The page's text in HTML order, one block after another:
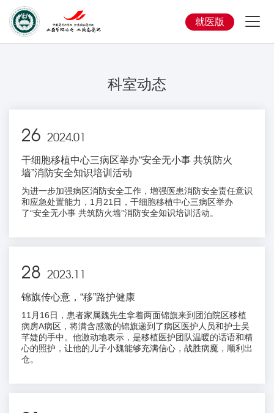
就医版
科室动态
26 2024.01
干细胞移植中心三病区举办“安全无小事 共筑防火
墙”消防安全知识培训活动
为进一步加强病区消防安全工作，增强医患消防安全责任意识
和应急处置能力，1月21日，干细胞移植中心三病区举办
了“安全无小事 共筑防火墙”消防安全知识培训活动。
28 2023.11
锦旗传心意，“移”路护健康
11月16日，患者家属魏先生拿着两面锦旗来到团泊院区移植
病房A病区，将满含感激的锦旗递到了病区医护人员和护士吴
芊婕的手中。他激动地表示，是移植医护团队温暖的话语和精
心的照护，让他的儿子小魏能够充满信心，战胜病魔，顺利出
仓。